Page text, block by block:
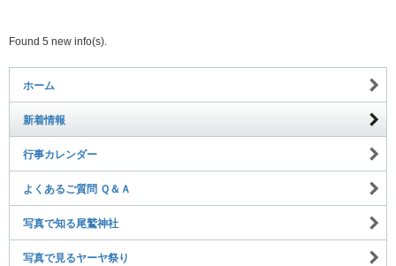
Found 5 new info(s).
ホーム
新着情報
行事カレンダー
よくあるご質問 Ｑ＆Ａ
写真で知る尾鷲神社
写真で見るヤーヤ祭り